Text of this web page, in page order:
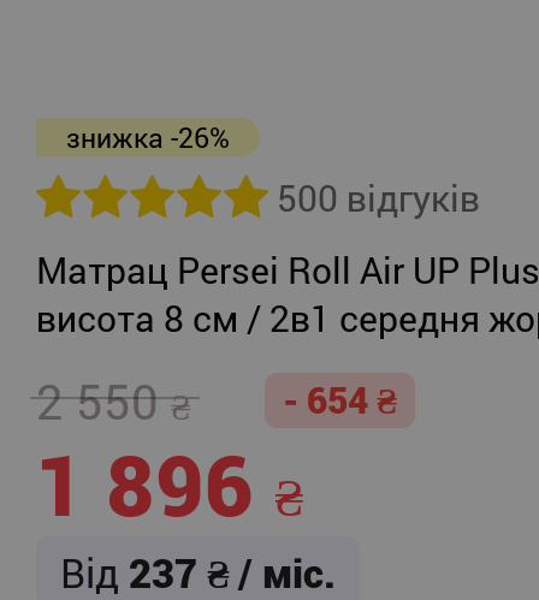
знижка -26%
500 відгуків
Матрац Persei Roll Air UP
висота 8 см / 2в1 середня
2 550 - 654
1 896
Від 237 / міс.